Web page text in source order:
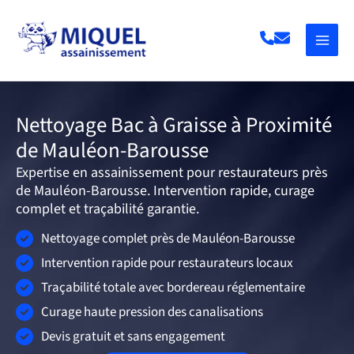
contenu
Nettoyage Bac à Graisse à Proximité
de Mauléon-Barousse
Expertise en assainissement pour restaurateurs près
de Mauléon-Barousse. Intervention rapide, curage
complet et traçabilité garantie.
Nettoyage complet près de Mauléon-Barousse
Intervention rapide pour restaurateurs locaux
Traçabilité totale avec bordereau réglementaire
Curage haute pression des canalisations
Devis gratuit et sans engagement